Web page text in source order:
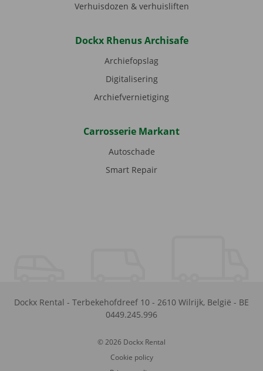
Verhuisdozen & verhuisliften
Dockx Rhenus Archisafe
Archiefopslag
Digitalisering
Archiefvernietiging
Carrosserie Markant
Autoschade
Smart Repair
Dockx Rental - Terbekehofdreef 10 - 2610 Wilrijk, België - BE
0449.245.996
© 2026 Dockx Rental
Cookie policy